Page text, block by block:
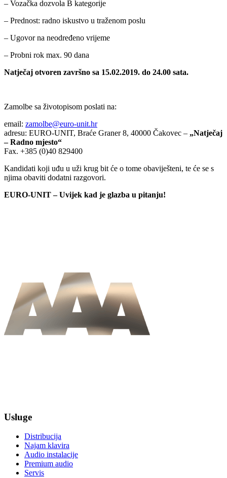
– Vozačka dozvola B kategorije
– Prednost: radno iskustvo u traženom poslu
– Ugovor na neodređeno vrijeme
– Probni rok max. 90 dana
Natječaj otvoren završno sa 15.02.2019. do 24.00 sata.
Zamolbe sa životopisom poslati na:
email: zamolbe@euro-unit.hr
adresu: EURO-UNIT, Braće Graner 8, 40000 Čakovec – „Natječaj
– Radno mjesto“
Fax. +385 (0)40 829400
Kandidati koji uđu u uži krug bit će o tome obaviješteni, te će se s
njima obaviti dodatni razgovori.
EURO-UNIT – Uvijek kad je glazba u pitanju!
Usluge
Distribucija
Najam klavira
Audio instalacije
Premium audio
Servis